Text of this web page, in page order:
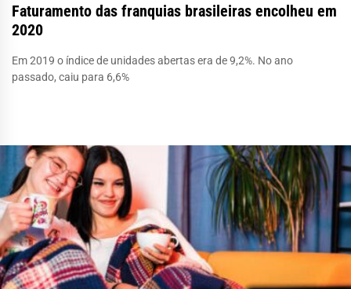
Faturamento das franquias brasileiras encolheu em
2020
Em 2019 o índice de unidades abertas era de 9,2%. No ano
passado, caiu para 6,6%